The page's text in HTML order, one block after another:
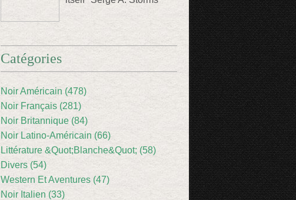
Catégories
Noir Américain (478)
Noir Français (281)
Noir Britannique (84)
Noir Latino-Américain (66)
Littérature &Quot;Blanche&Quot; (58)
Divers (54)
Western Et Aventures (47)
Noir Italien (33)